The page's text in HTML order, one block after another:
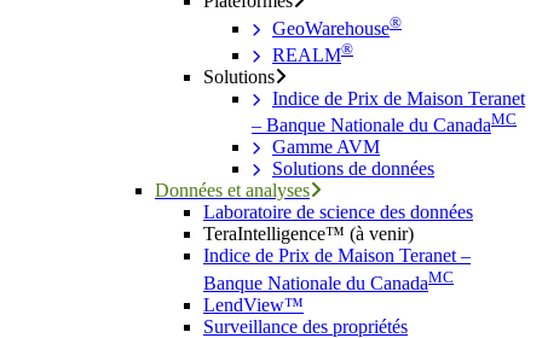
GeoWarehouse®
REALM®
Solutions
Indice de Prix de Maison Teranet
– Banque Nationale du CanadaMC
Gamme AVM
Solutions de données
Données et analyses
Laboratoire de science des données
TeraIntelligence™ (à venir)
Indice de Prix de Maison Teranet –
Banque Nationale du CanadaMC
LendView™
Surveillance des propriétés